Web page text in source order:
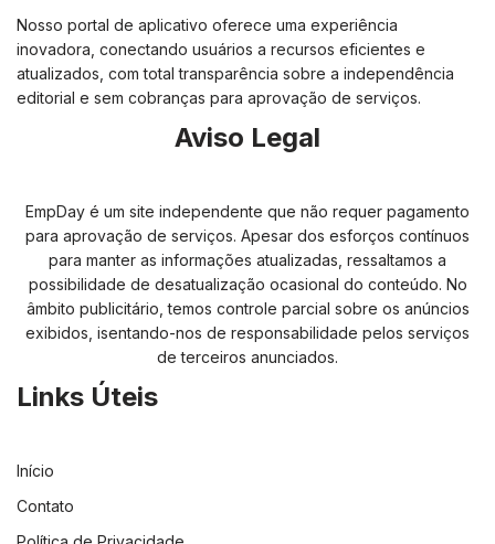
Nosso portal de aplicativo oferece uma experiência
inovadora, conectando usuários a recursos eficientes e
atualizados, com total transparência sobre a independência
editorial e sem cobranças para aprovação de serviços.
Aviso Legal
EmpDay é um site independente que não requer pagamento
para aprovação de serviços. Apesar dos esforços contínuos
para manter as informações atualizadas, ressaltamos a
possibilidade de desatualização ocasional do conteúdo. No
âmbito publicitário, temos controle parcial sobre os anúncios
exibidos, isentando-nos de responsabilidade pelos serviços
de terceiros anunciados.
Links Úteis
Início
Contato